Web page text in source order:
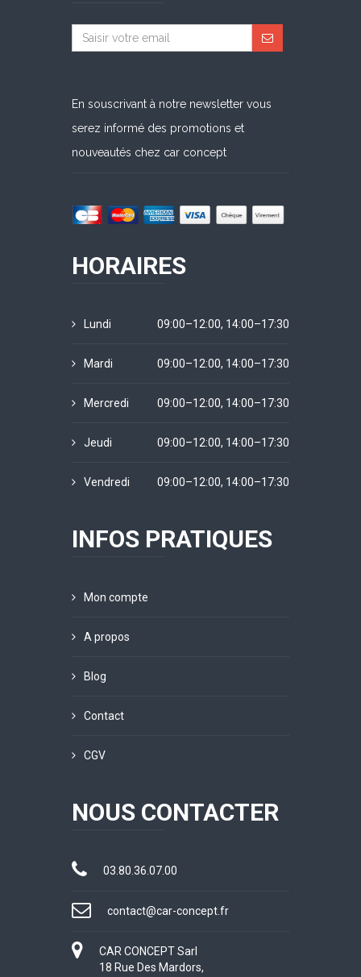
En souscrivant à notre newsletter vous
serez informé des promotions et
nouveautés chez car concept
HORAIRES
Lundi 09:00–12:00, 14:00–17:30
Mardi 09:00–12:00, 14:00–17:30
Mercredi 09:00–12:00, 14:00–17:30
Jeudi 09:00–12:00, 14:00–17:30
Vendredi 09:00–12:00, 14:00–17:30
INFOS PRATIQUES
Mon compte
A propos
Blog
Contact
CGV
NOUS CONTACTER
03.80.36.07.00
contact@car-concept.fr
CAR CONCEPT Sarl
18 Rue Des Mardors,